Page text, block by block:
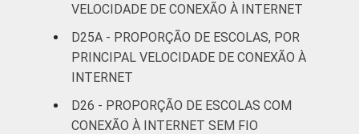
VELOCIDADE DE CONEXÃO À INTERNET
D25A - PROPORÇÃO DE ESCOLAS, POR
PRINCIPAL VELOCIDADE DE CONEXÃO À
INTERNET
D26 - PROPORÇÃO DE ESCOLAS COM
CONEXÃO À INTERNET SEM FIO